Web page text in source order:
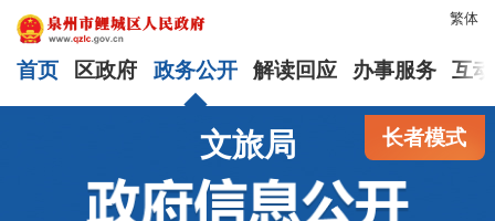
繁体
首页 区政府 政务公开 解读回应 办事服务 互
长者模式
文旅局